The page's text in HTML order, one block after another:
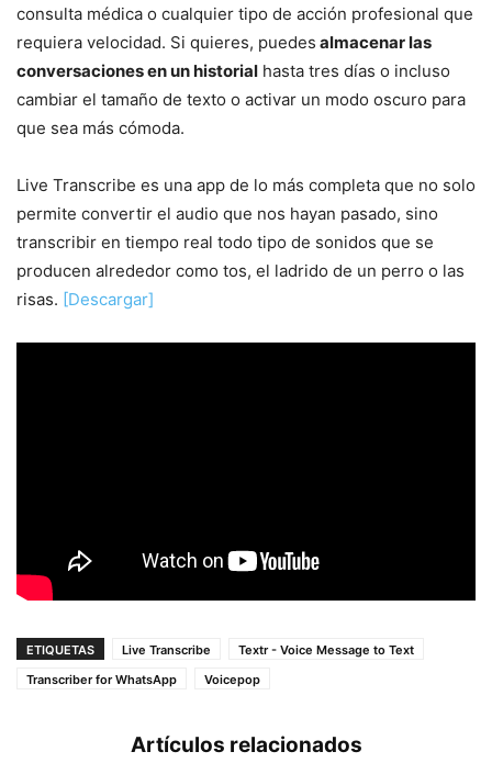
consulta médica o cualquier tipo de acción profesional que
requiera velocidad. Si quieres, puedes almacenar las
conversaciones en un historial hasta tres días o incluso
cambiar el tamaño de texto o activar un modo oscuro para
que sea más cómoda.
Live Transcribe es una app de lo más completa que no solo
permite convertir el audio que nos hayan pasado, sino
transcribir en tiempo real todo tipo de sonidos que se
producen alrededor como tos, el ladrido de un perro o las
risas. [Descargar]
ETIQUETAS Live Transcribe
Textr - Voice Message to Text
Transcriber for WhatsApp
Voicepop
Artículos relacionados